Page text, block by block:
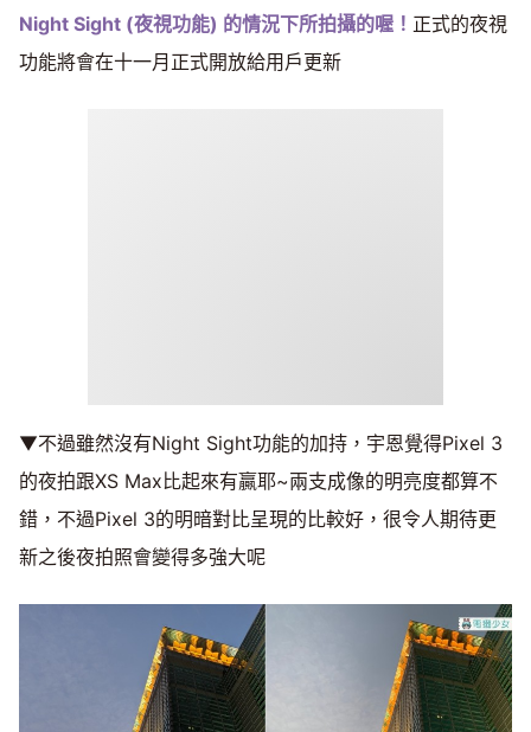
Night Sight (夜視功能) 的情況下所拍攝的喔！ 正式的夜視
功能將會在十一月正式開放給用戶更新
▼不過雖然沒有Night Sight功能的加持，宇恩覺得Pixel 3
的夜拍跟XS Max比起來有贏耶~兩支成像的明亮度都算不
錯，不過Pixel 3的明暗對比呈現的比較好，很令人期待更
新之後夜拍照會變得多強大呢